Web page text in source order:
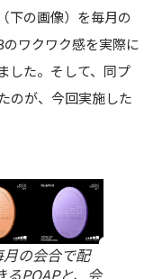
下の画像）を毎月の
ワクワク感を実際に
した。そして、同プ
のが、今回実施した
の会合で配
POAPと、会